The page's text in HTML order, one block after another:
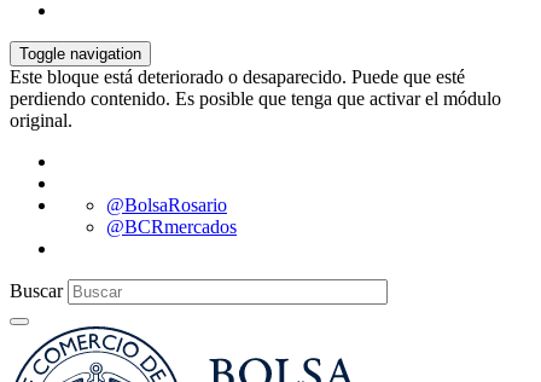
Toggle navigation
Este bloque está deteriorado o desaparecido. Puede que esté
perdiendo contenido. Es posible que tenga que activar el módulo
original.
@BolsaRosario
@BCRmercados
Buscar